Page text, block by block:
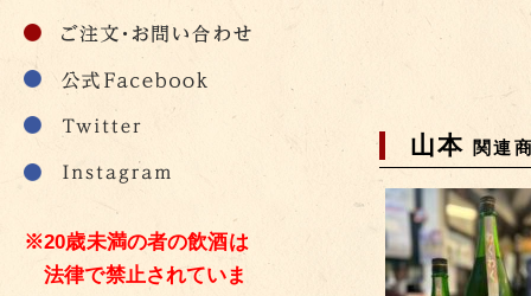
山本関連
※20歳未満の者の飲酒は
法律で禁止されていま